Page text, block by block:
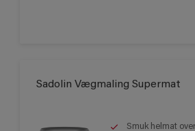
Sadolin Vægmaling Supermat
Smuk helmat